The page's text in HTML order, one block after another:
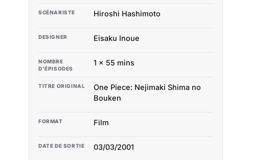
SCÉNARISTE Hiroshi Hashimoto
DESIGNER Eisaku Inoue
NOMBRE
D'ÉPISODES
1 x 55 mins
TITRE ORIGINAL
One Piece: Nejimaki Shima no
Bouken
FORMAT Film
DATE DE SORTIE 03/03/2001